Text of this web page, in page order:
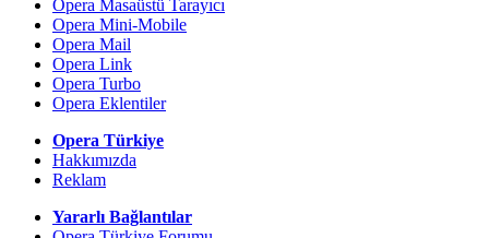
Opera Masaüstü Tarayıcı
Opera Mini-Mobile
Opera Mail
Opera Link
Opera Turbo
Opera Eklentiler
Opera Türkiye
Hakkımızda
Reklam
Yararlı Bağlantılar